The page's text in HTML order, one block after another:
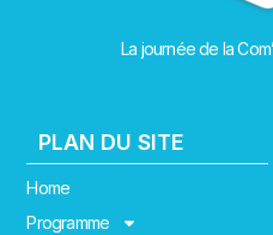
La journée de la
PLAN DU SITE
Home
Programme